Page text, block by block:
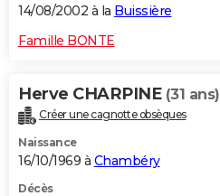
14/08/2002 à la Buissière
Famille BONTE
Herve CHARPINE (31 ans)
Créer une cagnotte obsèques
Naissance
16/10/1969 à Chambéry
Décès